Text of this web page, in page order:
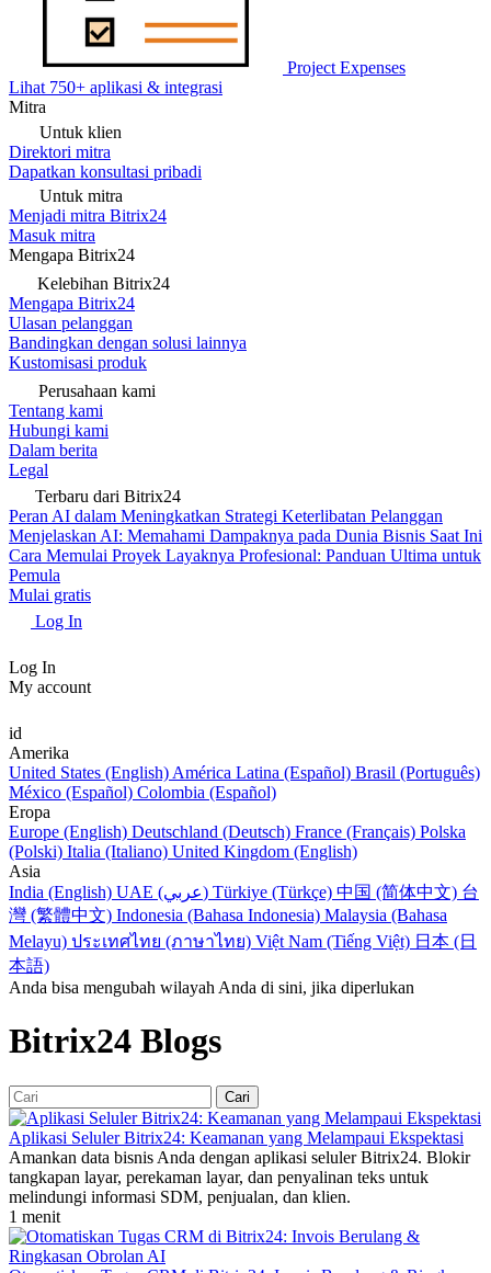
Project Expenses
Lihat 750+ aplikasi & integrasi
Mitra
Untuk klien
Direktori mitra
Dapatkan konsultasi pribadi
Untuk mitra
Menjadi mitra Bitrix24
Masuk mitra
Mengapa Bitrix24
Kelebihan Bitrix24
Mengapa Bitrix24
Ulasan pelanggan
Bandingkan dengan solusi lainnya
Kustomisasi produk
Perusahaan kami
Tentang kami
Hubungi kami
Dalam berita
Legal
Terbaru dari Bitrix24
Peran AI dalam Meningkatkan Strategi Keterlibatan Pelanggan
Menjelaskan AI: Memahami Dampaknya pada Dunia Bisnis Saat Ini
Cara Memulai Proyek Layaknya Profesional: Panduan Ultima untuk
Pemula
Mulai gratis
Log In
Log In
My account
id
Amerika
United States (English) América Latina (Español) Brasil (Português)
México (Español) Colombia (Español)
Eropa
Europe (English) Deutschland (Deutsch) France (Français) Polska
(Polski) Italia (Italiano) United Kingdom (English)
Asia
India (English)
UAE (عربي) Türkiye (Türkçe) 中国 (简体中文) 台
灣 (繁體中文) Indonesia (Bahasa Indonesia) Malaysia (Bahasa
Melayu) ประเทศไทย (ภาษาไทย) Việt Nam (Tiếng Việt) 日本 (日
本語)
Anda bisa mengubah wilayah Anda di sini, jika diperlukan
Bitrix24 Blogs
Aplikasi Seluler Bitrix24: Keamanan yang Melampaui Ekspektasi
Amankan data bisnis Anda dengan aplikasi seluler Bitrix24. Blokir
tangkapan layar, perekaman layar, dan penyalinan teks untuk
melindungi informasi SDM, penjualan, dan klien.
1 menit